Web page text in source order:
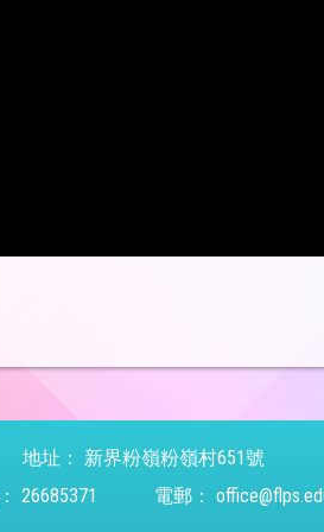
地址：
新界粉嶺粉嶺村651號
26685371 電郵：